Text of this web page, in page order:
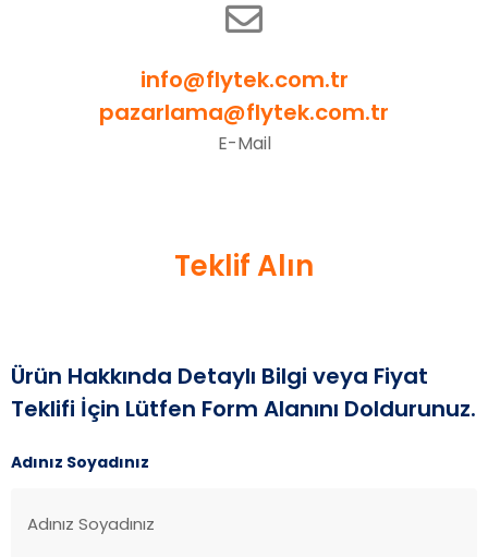
info@flytek.com.tr
pazarlama@flytek.com.tr
E-Mail
Teklif Alın
Ürün Hakkında Detaylı Bilgi veya Fiyat
Teklifi İçin Lütfen Form Alanını Doldurunuz.
Adınız Soyadınız